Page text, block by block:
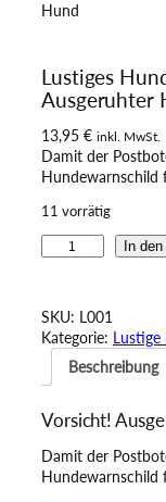
Lustiges
Ausgeruhter
13,95 € inkl. MwSt.
Damit der
Hundewarnschild
11 vorrätig
i
g
s
H
u
n
d
In
SKU: L001
Kategorie: Lustige
Beschreibung
Vorsicht!
Damit der
Hundewarnschild